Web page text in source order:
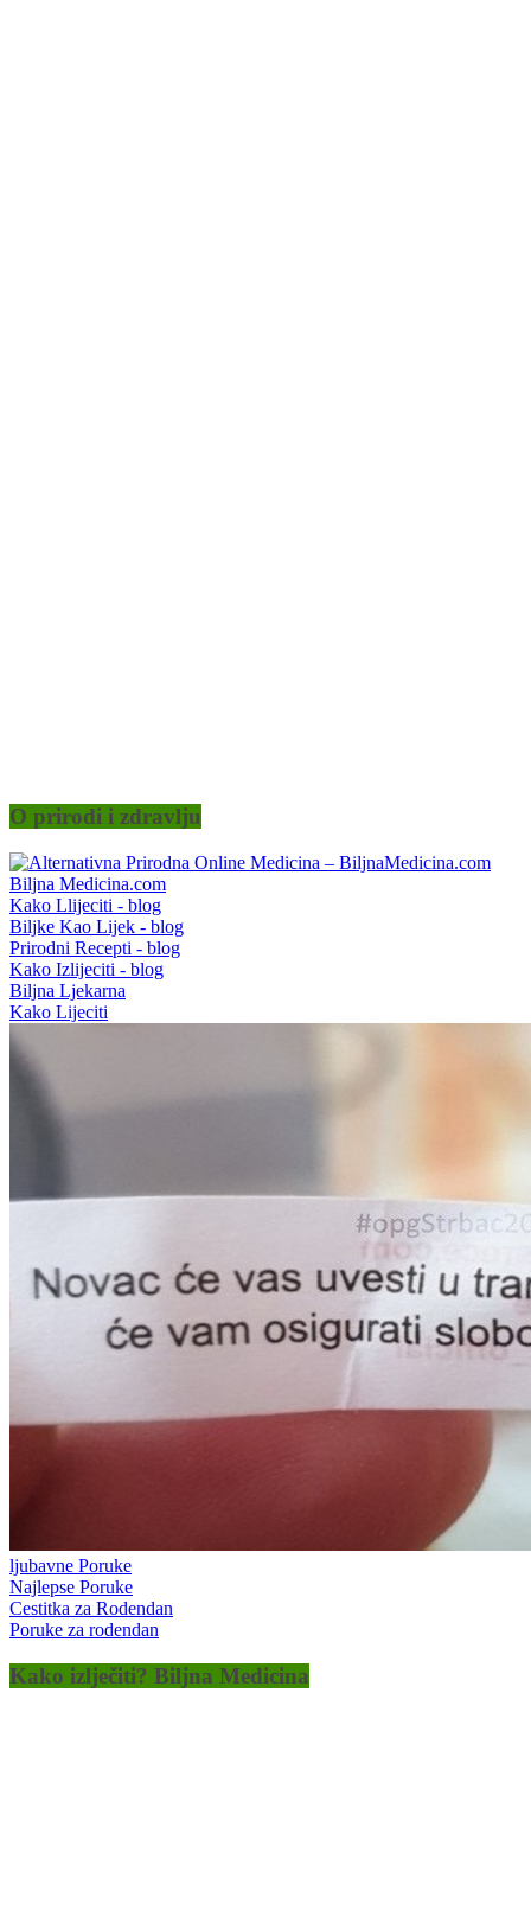
O prirodi i zdravlju
Biljna Medicina.com
Kako Llijeciti - blog
Biljke Kao Lijek - blog
Prirodni Recepti - blog
Kako Izlijeciti - blog
Biljna Ljekarna
Kako Lijeciti
ljubavne Poruke
Najlepse Poruke
Cestitka za Rodendan
Poruke za rodendan
Kako izlječiti? Biljna Medicina